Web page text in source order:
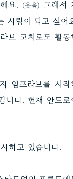
요.
(웃음) 그래서
사람이 되고 싶어
브 코치로도 활동
임프라브를 시작
니다. 현재 안드로
하고 있습니다.